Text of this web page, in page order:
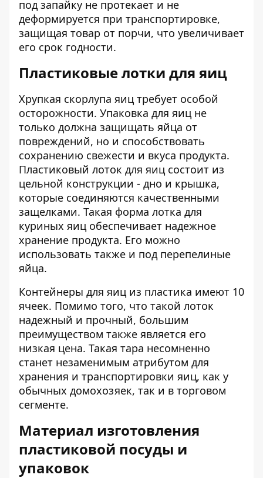
под запайку не протекает и не
деформируется при транспортировке,
защищая товар от порчи, что увеличивает
его срок годности.
Пластиковые лотки для яиц
Хрупкая скорлупа яиц требует особой
осторожности. Упаковка для яиц не
только должна защищать яйца от
повреждений, но и способствовать
сохранению свежести и вкуса продукта.
Пластиковый лоток для яиц состоит из
цельной конструкции - дно и крышка,
которые соединяются качественными
защелками. Такая форма лотка для
куриных яиц обеспечивает надежное
хранение продукта. Его можно
использовать также и под перепелиные
яйца.
Контейнеры для яиц из пластика имеют 10
ячеек. Помимо того, что такой лоток
надежный и прочный, большим
преимуществом также является его
низкая цена. Такая тара несомненно
станет незаменимым атрибутом для
хранения и транспортировки яиц, как у
обычных домохозяек, так и в торговом
сегменте.
Материал изготовления
пластиковой посуды и
упаковок